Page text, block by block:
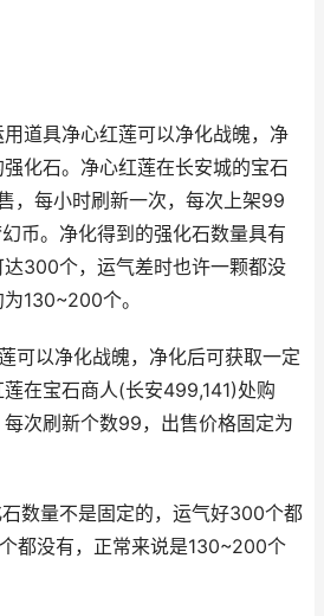
用道具净心红莲可以净化战魄，净
化石。净心红莲在长安城的宝石
，每小时刷新一次，每次上架99
币。净化得到的强化石数量具有
300个，运气差时也许一颗都没
130~200个。
可以净化战魄，净化后可获取一定
在宝石商人(长安499,141)处购
次刷新个数99，出售价格固定为
数量不是固定的，运气好300个都
都没有，正常来说是130~200个